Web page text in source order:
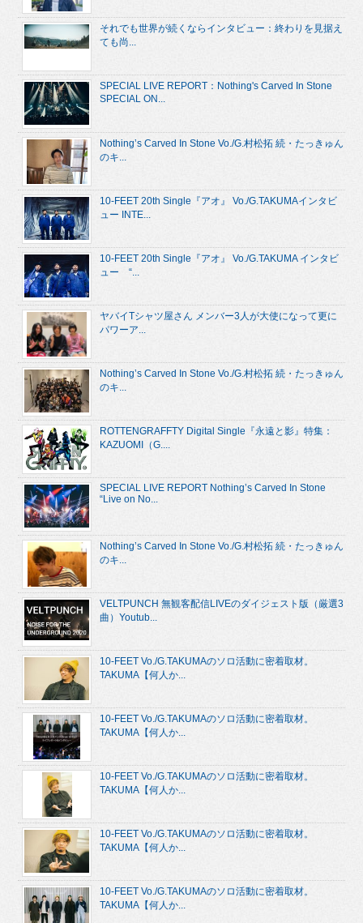
それでも世界が続くならインタビュー：終わりを見据え
ても尚...
SPECIAL LIVE REPORT：Nothing's Carved In Stone
SPECIAL ON...
Nothing’s Carved In Stone Vo./G.村松拓 続・たっきゅん
のキ...
10-FEET 20th Single『アオ』 Vo./G.TAKUMAインタビ
ュー INTE...
10-FEET 20th Single『アオ』 Vo./G.TAKUMA インタビ
ュー “...
ヤバイTシャツ屋さん メンバー3人が大使になって更に
パワーア...
Nothing’s Carved In Stone Vo./G.村松拓 続・たっきゅん
のキ...
ROTTENGRAFFTY Digital Single『永遠と影』特集：
KAZUOMI（G....
SPECIAL LIVE REPORT Nothing’s Carved In Stone
“Live on No...
Nothing’s Carved In Stone Vo./G.村松拓 続・たっきゅん
のキ...
VELTPUNCH 無観客配信LIVEのダイジェスト版（厳選3
曲）Youtub...
10-FEET Vo./G.TAKUMAのソロ活動に密着取材。
TAKUMA【何人か...
10-FEET Vo./G.TAKUMAのソロ活動に密着取材。
TAKUMA【何人か...
10-FEET Vo./G.TAKUMAのソロ活動に密着取材。
TAKUMA【何人か...
10-FEET Vo./G.TAKUMAのソロ活動に密着取材。
TAKUMA【何人か...
10-FEET Vo./G.TAKUMAのソロ活動に密着取材。
TAKUMA【何人か...